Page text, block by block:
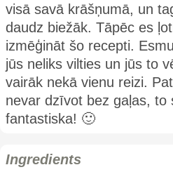
visā savā krāšņumā, un
daudz biežāk. Tāpēc es
izmēģināt šo recepti.
jūs neliks vilties un jūs to
vairāk nekā vienu reizi.
nevar dzīvot bez gaļas, to
fantastiska! 🙂
Ingredients